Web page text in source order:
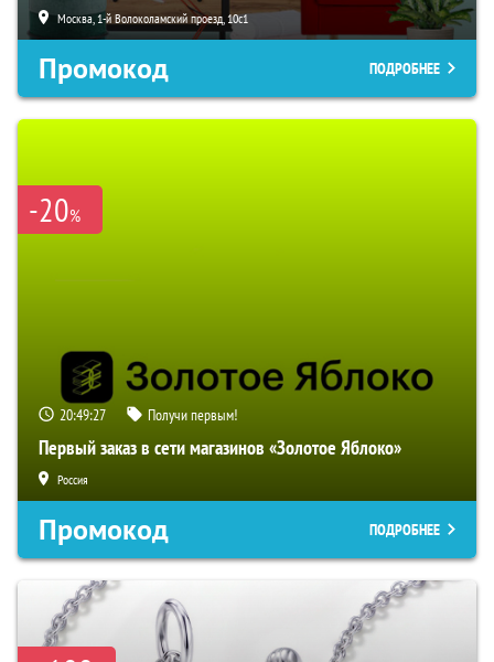
Москва, 1-й Волоколамский проезд, 10с1
Промокод ПОДРОБНЕЕ
-20%
20:49:26 Получи первым!
Первый заказ в сети магазинов «Золотое Яблоко»
Россия
Промокод ПОДРОБНЕЕ